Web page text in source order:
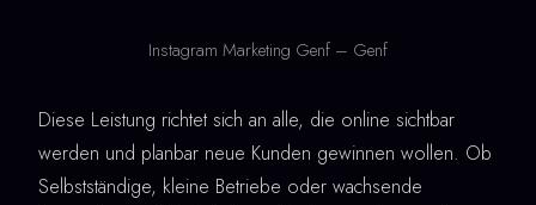
Instagram Marketing Genf – Genf
Diese Leistung richtet sich an alle, die online sichtbar
werden und planbar neue Kunden gewinnen wollen. Ob
Selbstständige, kleine Betriebe oder wachsende